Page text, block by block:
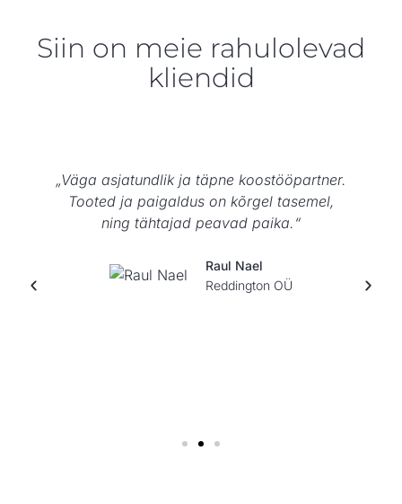
Siin on meie rahulolevad
kliendid
„Vecton OÜ-st olen tellinud kolm
dušilahendust ning esikusse klaasuksed ja
garderoobi klaasuksed. Juba peale
tulnud pähe mõtet vaadata kedagi teist
dušiala klaasitööde tegemiseks – Vecton